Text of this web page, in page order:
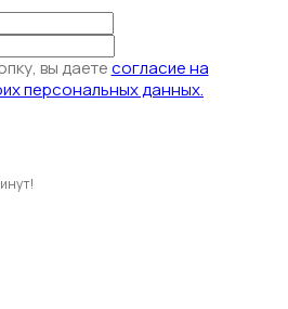
вы даетесогласие на
персональных данных.